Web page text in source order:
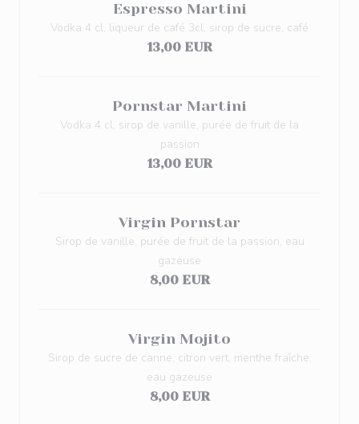
Espresso Martini
Vodka 4 cl, liqueur de café 3cl, sirop de sucre, café
13,00 EUR
Pornstar Martini
Vodka 4 cl, sirop de vanille, purée de fruit de la
passion
13,00 EUR
Virgin Pornstar
Sirop de vanille, purée de fruit de la passion, eau
gazeuse
8,00 EUR
Virgin Mojito
Sirop de sucre de canne, citron vert, menthe fraîche,
eau gazeuse
8,00 EUR